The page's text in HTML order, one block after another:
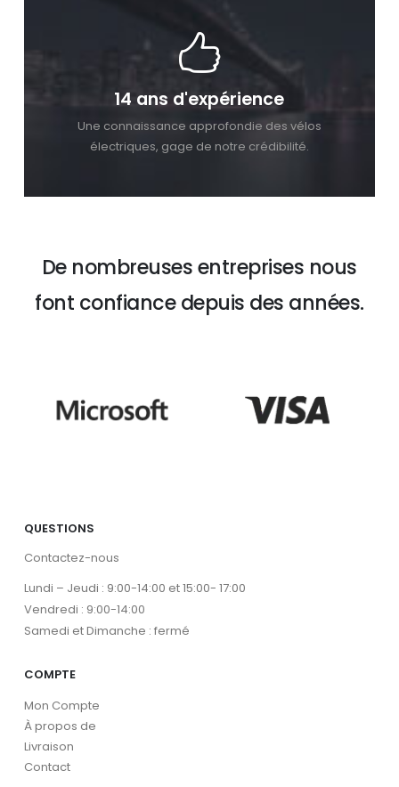
14 ans d'expérience
Une connaissance approfondie des vélos
électriques, gage de notre crédibilité.
De nombreuses entreprises nous
font confiance depuis des années.
QUESTIONS
Contactez-nous
Lundi – Jeudi : 9:00-14:00 et 15:00- 17:00
Vendredi : 9:00-14:00
Samedi et Dimanche : fermé
COMPTE
Mon Compte
À propos de
Livraison
Contact